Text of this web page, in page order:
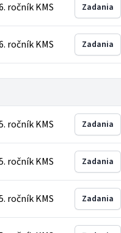
ročník KMS Zadania
ročník KMS Zadania
ročník KMS Zadania
ročník KMS Zadania
ročník KMS Zadania